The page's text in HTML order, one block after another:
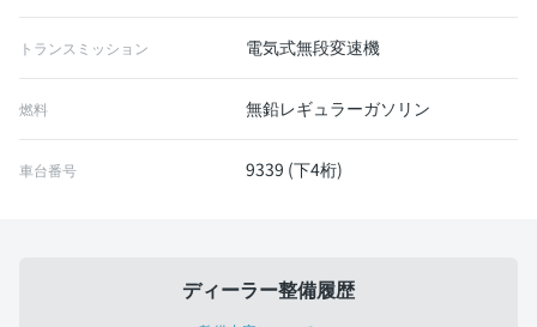
トランスミッション 電気式無段変速機
燃料 無鉛レギュラーガソリン
車台番号 9339 (下4桁)
ディーラー整備履歴